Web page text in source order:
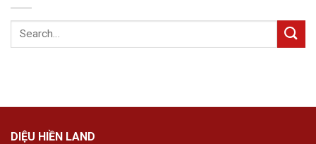
DIỆU HIỀN LAND